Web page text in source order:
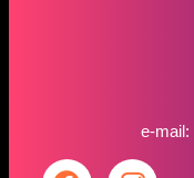
e-mail: